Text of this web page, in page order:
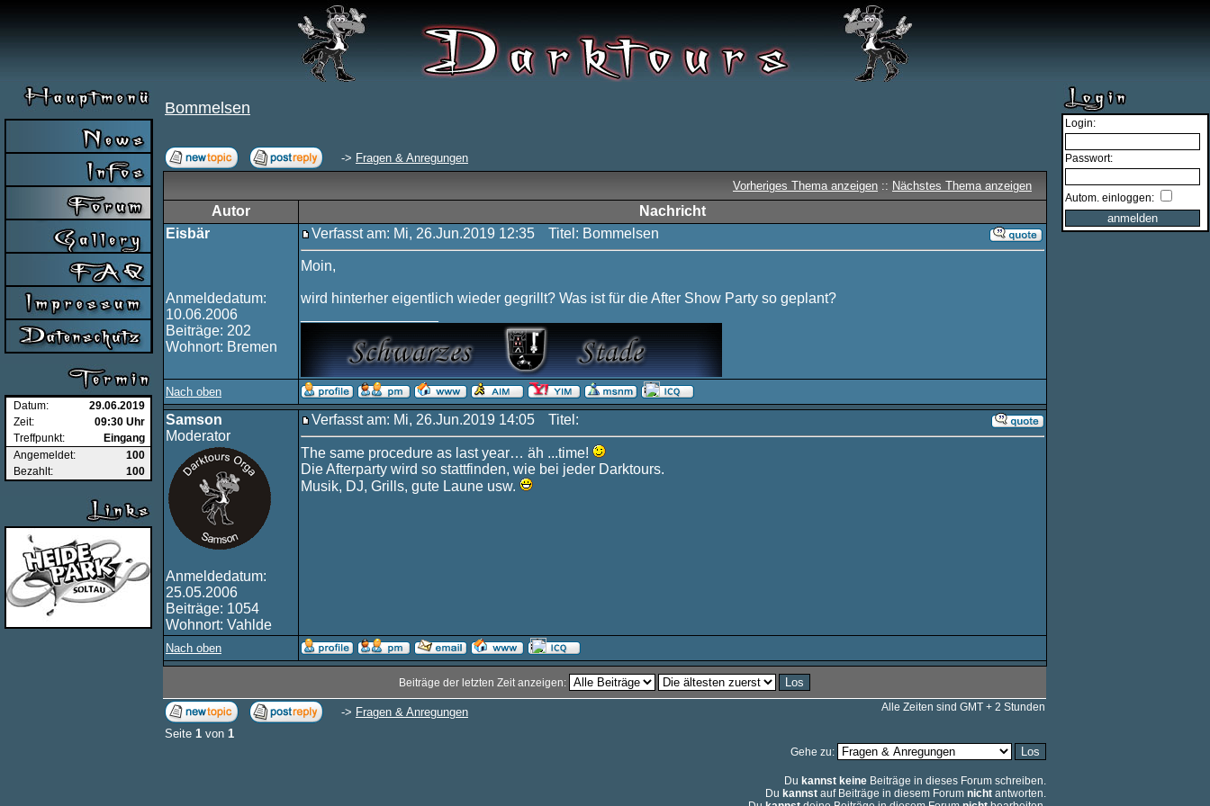
Datum:
29.06.2019
Zeit:
09:30 Uhr
Treffpunkt:
Eingang
Angemeldet:
100
Bezahlt:
100
Login:
Passwort:
Autom. einloggen:
Bommelsen
-> Fragen & Anregungen
Vorheriges Thema anzeigen :: Nächstes Thema anzeigen
Autor
Nachricht
Eisbär
Anmeldedatum:
10.06.2006
Beiträge: 202
Wohnort: Bremen
Verfasst am: Mi, 26.Jun.2019 12:35 Titel: Bommelsen
Moin,
wird hinterher eigentlich wieder gegrillt? Was ist für die After Show Party so geplant?
Nach oben
Samson
Moderator
Anmeldedatum:
25.05.2006
Beiträge: 1054
Wohnort: Vahlde
Verfasst am: Mi, 26.Jun.2019 14:05 Titel:
The same procedure as last year… äh ...time!
Die Afterparty wird so stattfinden, wie bei jeder Darktours.
Musik, DJ, Grills, gute Laune usw.
Nach oben
Beiträge der letzten Zeit anzeigen:
-> Fragen & Anregungen Alle Zeiten sind GMT + 2 Stunden
Seite 1 von 1
Gehe zu:
Du kannst keine Beiträge in dieses Forum schreiben.
Du kannst auf Beiträge in diesem Forum nicht antworten.